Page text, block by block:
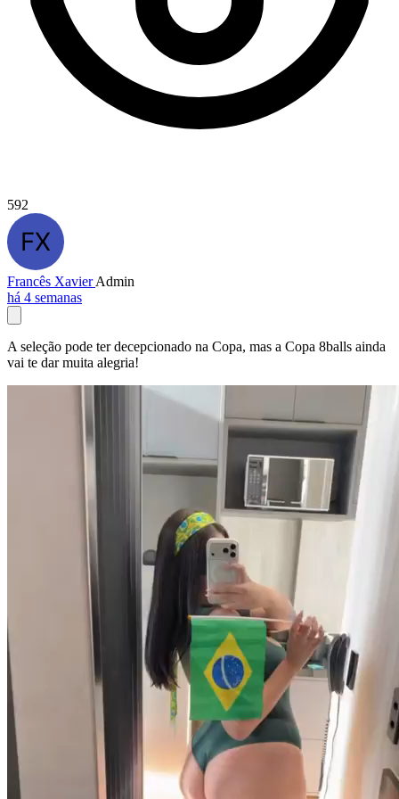
592
Francês XavierAdmin
há 4 semanas
A seleção pode ter decepcionado na Copa, mas a Copa 8balls ainda
vai te dar muita alegria!